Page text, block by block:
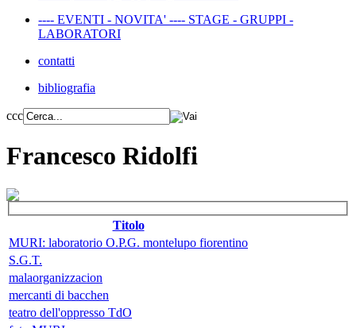
---- EVENTI - NOVITA' ---- STAGE - GRUPPI -
LABORATORI
contatti
bibliografia
ccc
Francesco Ridolfi
Titolo
MURI: laboratorio O.P.G. montelupo fiorentino
S.G.T.
malaorganizzacion
mercanti di bacchen
teatro dell'oppresso TdO